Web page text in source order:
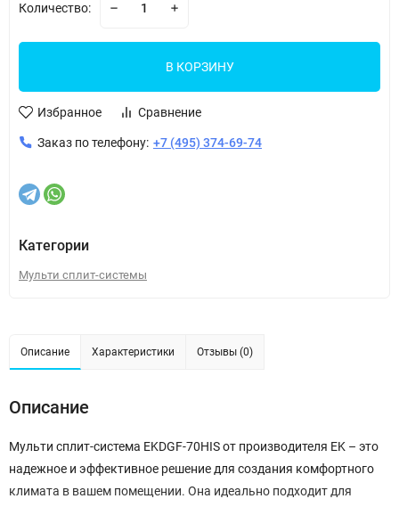
Количество:
В КОРЗИНУ
Избранное Сравнение
Заказ по телефону: +7 (495) 374-69-74
Категории
Мульти сплит-системы
Описание Характеристики Отзывы (0)
Описание
Мульти сплит-система EKDGF-70HIS от производителя EK – это
надежное и эффективное решение для создания комфортного
климата в вашем помещении. Она идеально подходит для